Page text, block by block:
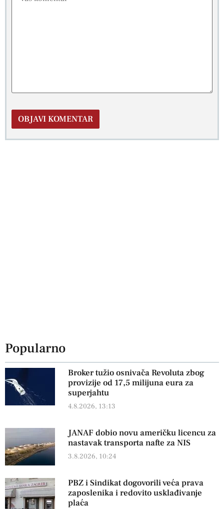
Popularno
Broker tužio osnivača Revoluta zbog
provizije od 17,5 milijuna eura za
superjahtu
4.8.2026, 13:13
JANAF dobio novu američku licencu za
nastavak transporta nafte za NIS
3.8.2026, 10:24
PBZ i Sindikat dogovorili veća prava
zaposlenika i redovito usklađivanje
plaća